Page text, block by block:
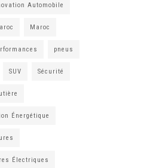
Automobile
Maroc
pneus
SUV Sécurité
Énergétique
Électriques